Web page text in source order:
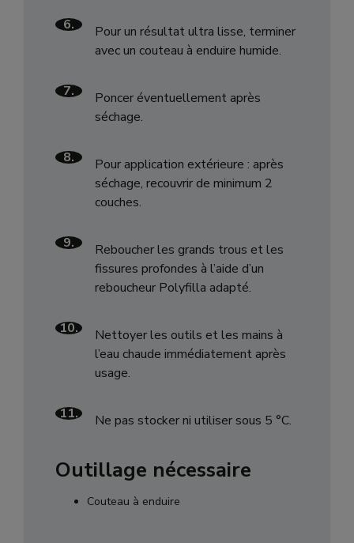
6.
Pour un résultat ultra lisse, terminer
avec un couteau à enduire humide.
7.
Poncer éventuellement après
séchage.
8.
Pour application extérieure : après
séchage, recouvrir de minimum 2
couches.
9.
Reboucher les grands trous et les
fissures profondes à l’aide d’un
reboucheur Polyfilla adapté.
10.
Nettoyer les outils et les mains à
l’eau chaude immédiatement après
usage.
11. Ne pas stocker ni utiliser sous 5 °C.
Outillage nécessaire
Couteau à enduire